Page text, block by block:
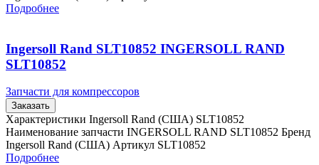
Подробнее
Ingersoll Rand SLT10852 INGERSOLL RAND
SLT10852
Запчасти для компрессоров
Заказать
Характеристики Ingersoll Rand (США) SLT10852
Наименование запчасти INGERSOLL RAND SLT10852 Бренд
Ingersoll Rand (США) Артикул SLT10852
Подробнее